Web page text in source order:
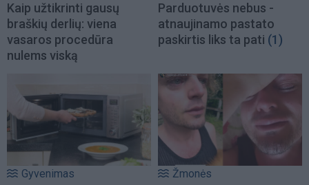
Kaip užtikrinti gausų
braškių derlių: viena
vasaros procedūra
nulems viską
Parduotuvės nebus -
atnaujinamo pastato
paskirtis liks ta pati (1)
Gyvenimas Žmonės